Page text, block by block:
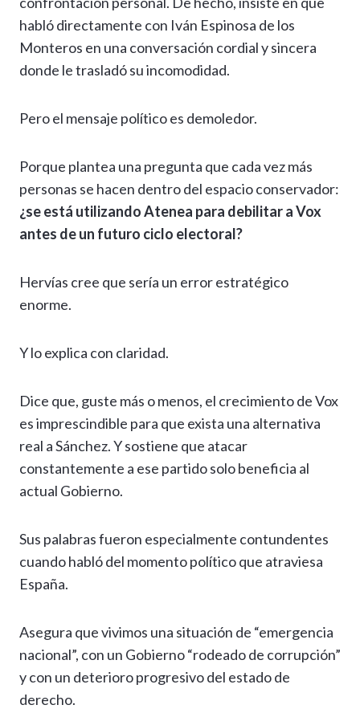
habló directamente con Iván Espinosa de los
Monteros en una conversación cordial y sincera
donde le trasladó su incomodidad.
Pero el mensaje político es demoledor.
Porque plantea una pregunta que cada vez más
personas se hacen dentro del espacio conservador:
¿se está utilizando Atenea para debilitar a Vox
antes de un futuro ciclo electoral?
Hervías cree que sería un error estratégico
enorme.
Y lo explica con claridad.
Dice que, guste más o menos, el crecimiento de Vox
es imprescindible para que exista una alternativa
real a Sánchez. Y sostiene que atacar
constantemente a ese partido solo beneficia al
actual Gobierno.
Sus palabras fueron especialmente contundentes
cuando habló del momento político que atraviesa
España.
Asegura que vivimos una situación de “emergencia
nacional”, con un Gobierno “rodeado de corrupción”
y con un deterioro progresivo del estado de
derecho.